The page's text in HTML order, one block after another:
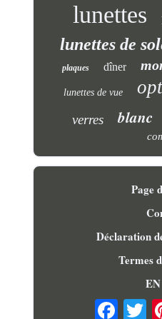
lunettes
lunettes de
plaques dîner
lunettes de vue
verres blanc
Page
Déclaration
Termes
EN